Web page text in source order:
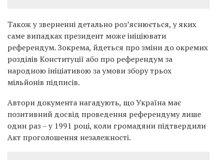
Також у зверненні детально роз’яснюється, у яких
саме випадках президент може ініціювати
референдум. Зокрема, йдеться про зміни до окремих
розділів Конституції або про референдум за
народною ініціативою за умови збору трьох
мільйонів підписів.
Автори документа нагадують, що Україна має
позитивний досвід проведення референдуму лише
один раз – у 1991 році, коли громадяни підтвердили
Акт проголошення незалежності.